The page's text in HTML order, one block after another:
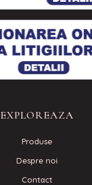
EXPLOREAZA
Produse
Despre noi
Contact